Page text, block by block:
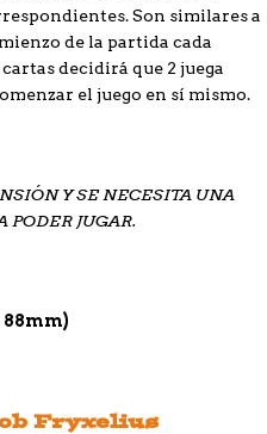
Son similares a
de la partida cada
decidirá que 2 juega
el juego en sí mismo.
Y SE NECESITA UNA
PODER JUGAR.
88mm)
Fryxelius